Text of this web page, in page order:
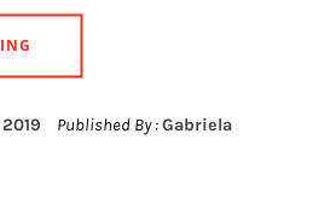
Published By :Gabriela